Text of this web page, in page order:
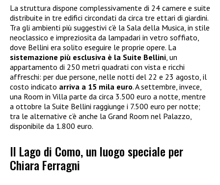
La struttura dispone complessivamente di 24 camere e suite
distribuite in tre edifici circondati da circa tre ettari di giardini.
Tra gli ambienti più suggestivi c’è la Sala della Musica, in stile
neoclassico e impreziosita da lampadari in vetro soffiato,
dove Bellini era solito eseguire le proprie opere. La
sistemazione più esclusiva è la Suite Bellini, un
appartamento di 250 metri quadrati con vista e ricchi
affreschi: per due persone, nelle notti del 22 e 23 agosto, il
costo indicato arriva a 15 mila euro. A settembre, invece,
una Room in Villa parte da circa 3.500 euro a notte, mentre
a ottobre la Suite Bellini raggiunge i 7.500 euro per notte;
tra le alternative c’è anche la Grand Room nel Palazzo,
disponibile da 1.800 euro.
Il Lago di Como, un luogo speciale per
Chiara Ferragni